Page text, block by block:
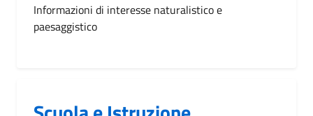
Informazioni di interesse naturalistico e
paesaggistico